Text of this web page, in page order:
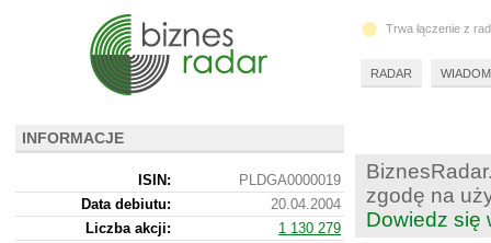
zgodę na
Dowiedz się
INFORMACJE
ISIN:
PLDGA0000019
Data debiutu:
20.04.2004
Liczba akcji:
1 130 279
Trwa łączenie z
RADAR